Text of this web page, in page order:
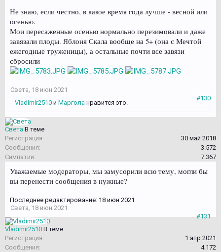
Не знаю, если честно, в какое время года лучше - весной или
осенью.
Мои пересаженные осенью нормально перезимовали и даже
завязали плоды. Яблоня Скала вообще на 5+ (она с Мечтой
ежегодные труженицы), а остальные почти все завязи
сбросили -
Света, 18 июн 2021
#130
Vladimir2510 и Маргола нравится это.
Света В теме
Регистрация:
30 май 2018
Сообщения:
3.572
Симпатии:
7.367
Уважаемые модераторы, мы замусорили всю тему, могли бы
вы перенести сообщения в нужные?
Последнее редактирование: 18 июн 2021
Света, 18 июн 2021
#131
Vladimir2510 В теме
Регистрация:
1 апр 2021
Сообщения:
4.172